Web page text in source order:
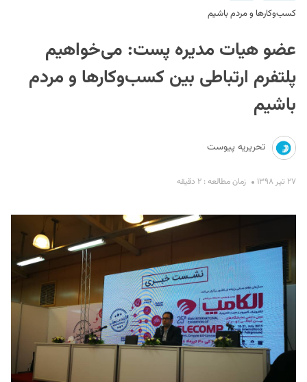
کسب‌وکارها و مردم باشیم
عضو هیات مدیره پست: می‌خواهیم
پلتفرم ارتباطی بین کسب‌وکارها و مردم
باشیم
تحریریه پیوست
۲۷ تیر ۱۳۹۸ زمان مطالعه : ۲ دقیقه